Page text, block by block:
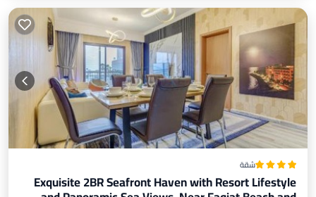
شقة
Exquisite 2BR Seafront Haven with Resort Lifestyle